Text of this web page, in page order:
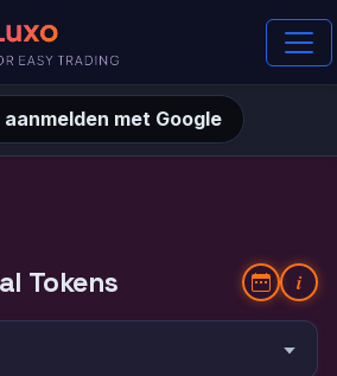
met Google
Tokens i